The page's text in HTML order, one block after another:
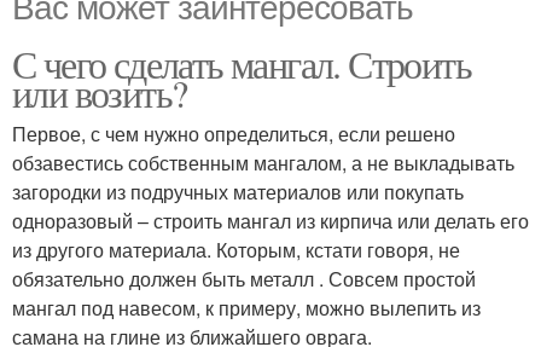
С чего сделать мангал. Строить
или возить?
Первое, с чем нужно определиться, если решено
обзавестись собственным мангалом, а не выкладывать
загородки из подручных материалов или покупать
одноразовый – строить мангал из кирпича или делать его
из другого материала. Которым, кстати говоря, не
обязательно должен быть металл . Совсем простой
мангал под навесом, к примеру, можно вылепить из
самана на глине из ближайшего оврага.